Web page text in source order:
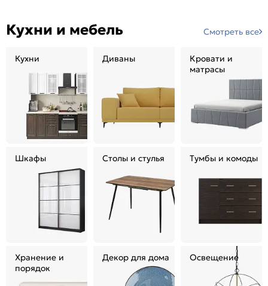
Кухни и мебель Смотреть все
Кухни Диваны
Кровати и
матрасы
Шкафы Столы и стулья Тумбы и комоды
Хранение и
порядок
Декор для дома Освещение